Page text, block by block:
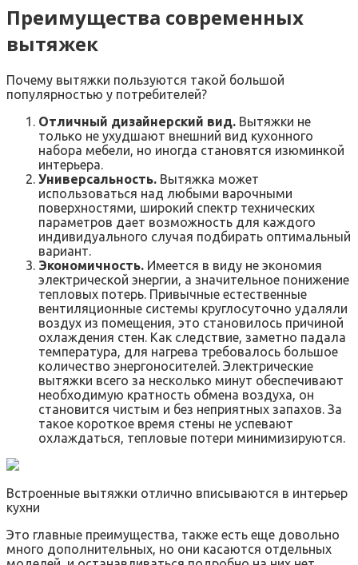
Преимущества современных
вытяжек
Почему вытяжки пользуются такой большой
популярностью у потребителей?
Отличный дизайнерский вид. Вытяжки не
только не ухудшают внешний вид кухонного
набора мебели, но иногда становятся изюминкой
интерьера.
Универсальность. Вытяжка может
использоваться над любыми варочными
поверхностями, широкий спектр технических
параметров дает возможность для каждого
индивидуального случая подбирать оптимальный
вариант.
Экономичность. Имеется в виду не экономия
электрической энергии, а значительное понижение
тепловых потерь. Привычные естественные
вентиляционные системы круглосуточно удаляли
воздух из помещения, это становилось причиной
охлаждения стен. Как следствие, заметно падала
температура, для нагрева требовалось большое
количество энергоносителей. Электрические
вытяжки всего за несколько минут обеспечивают
необходимую кратность обмена воздуха, он
становится чистым и без неприятных запахов. За
такое короткое время стены не успевают
охлаждаться, тепловые потери минимизируются.
Встроенные вытяжки отлично вписываются в интерьер
кухни
Это главные преимущества, также есть еще довольно
много дополнительных, но они касаются отдельных